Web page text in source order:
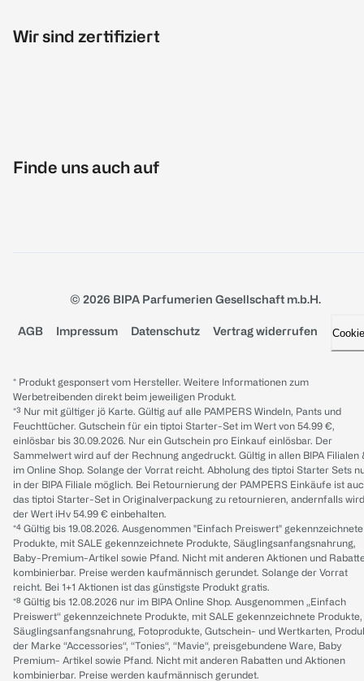
Wir sind zertifiziert
Finde uns auch auf
© 2026 BIPA Parfumerien Gesellschaft m.b.H.
AGB Impressum Datenschutz Vertrag widerrufen
* Produkt gesponsert vom Hersteller. Weitere Informationen zum
Werbetreibenden direkt beim jeweiligen Produkt.
*³ Nur mit gültiger jö Karte. Gültig auf alle PAMPERS Windeln, Pants und
Feuchttücher. Gutschein für ein tiptoi Starter-Set im Wert von 54.99 €,
einlösbar bis 30.09.2026. Nur ein Gutschein pro Einkauf einlösbar. Der
Sammelwert wird auf der Rechnung angedruckt. Gültig in allen BIPA Filialen
im Online Shop. Solange der Vorrat reicht. Abholung des tiptoi Starter Sets
in der BIPA Filiale möglich. Bei Retournierung der PAMPERS Einkäufe ist
das tiptoi Starter-Set in Originalverpackung zu retournieren, andernfalls wird
der Wert iHv 54.99 € einbehalten.
*⁴ Gültig bis 19.08.2026. Ausgenommen "Einfach Preiswert" gekennzeichnete
Produkte, mit SALE gekennzeichnete Produkte, Säuglingsanfangsnahrung,
Baby-Premium-Artikel sowie Pfand. Nicht mit anderen Aktionen und
kombinierbar. Preise werden kaufmännisch gerundet. Solange der Vorrat
reicht. Bei 1+1 Aktionen ist das günstigste Produkt gratis.
*⁸ Gültig bis 12.08.2026 nur im BIPA Online Shop. Ausgenommen „Einfach
Preiswert“ gekennzeichnete Produkte, mit SALE gekennzeichnete Produkte,
Säuglingsanfangsnahrung, Fotoprodukte, Gutschein- und Wertkarten,
der Marke “Accessories“, “Tonies“, “Mavie“, preisgebundene Ware, Baby
Premium- Artikel sowie Pfand. Nicht mit anderen Rabatten und Aktionen
kombinierbar. Preise werden kaufmännisch gerundet.